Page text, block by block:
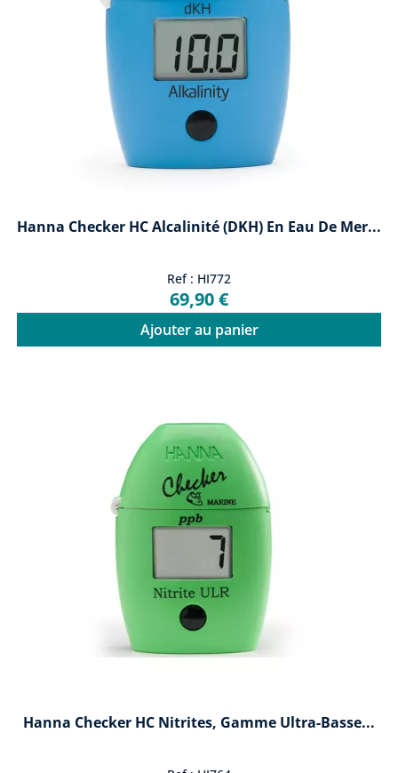
Hanna Checker HC Alcalinité (dKH) En Eau De Mer...
Ref : HI772
69,90 €
Ajouter au panier
Hanna Checker HC Nitrites, Gamme Ultra-Basse...